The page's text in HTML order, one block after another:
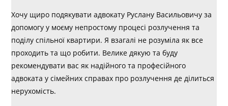
Хочу щиро подякувати адвокату Руслану Васильовичу за
допомогу у моєму непростому процесі розлучення та
поділу спільної квартири. Я взагалі не розуміла як все
проходить та що робити. Велике дякую та буду
рекомендувати вас як надійного та професійного
адвоката у сімейних справах про розлучення де ділиться
нерухомість.